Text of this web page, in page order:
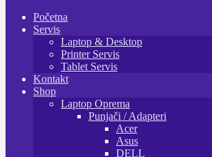
Početna
Servis
Laptop & Desktop
Printer Servis
Tablet Servis
Kontakt
Shop
Laptop Oprema
Punjači / Adapteri
Acer
Asus
DELL